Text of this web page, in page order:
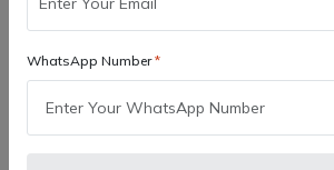
WhatsApp Number
Description
हिलक्स हेड लाइट फ़्रेम मेसी फर्ग्यूसन ट्रैक्टर बिना बल्ब के